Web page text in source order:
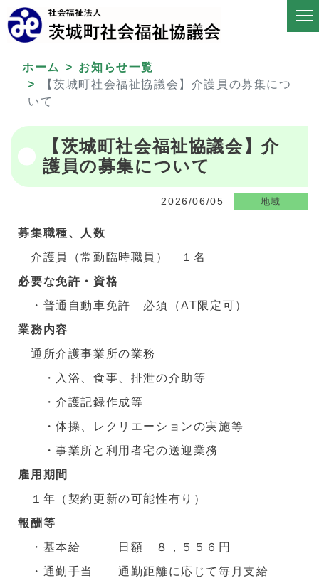
ホーム
お知らせ一覧
【茨城町社会福祉協議会】介護員の募集につ
いて
【茨城町社会福祉協議会】介
護員の募集について
2026/06/05 地域
募集職種、人数
介護員（常勤臨時職員） １名
必要な免許・資格
・普通自動車免許 必須（AT限定可）
業務内容
通所介護事業所の業務
・入浴、食事、排泄の介助等
・介護記録作成等
・体操、レクリエーションの実施等
・事業所と利用者宅の送迎業務
雇用期間
１年（契約更新の可能性有り）
報酬等
・基本給 日額 ８，５５６円
・通勤手当 通勤距離に応じて毎月支給